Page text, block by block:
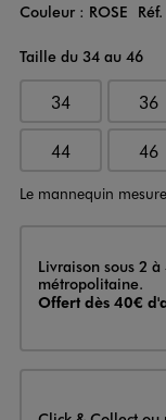
Couleur
Couleur : ROSE
Taille du 34 au 46
34 36
44 46
Le mannequin
Livraison
Livraison sous 2
métropolitaine.
Offert dès 40€